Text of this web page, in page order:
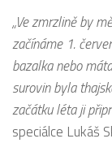
„Ve zmrzlině by
začínáme 1.
bazalka nebo
surovin byla
začátku léta ji
speciálce Lukáš